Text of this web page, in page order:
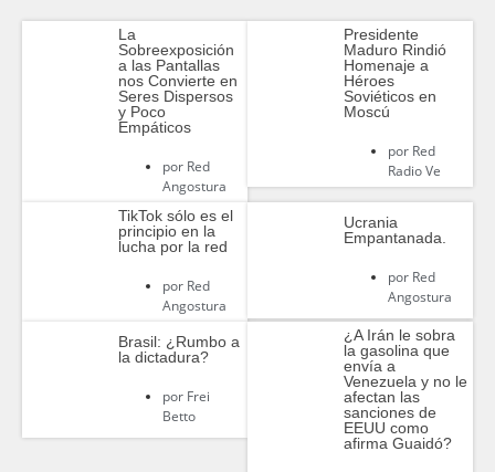
La
Sobreexposición
a las Pantallas
nos Convierte en
Seres Dispersos
y Poco
Empáticos
porRed
Angostura
Presidente
Maduro Rindió
Homenaje a
Héroes
Soviéticos en
Moscú
porRed
Radio Ve
TikTok sólo es el
principio en la
lucha por la red
porRed
Angostura
Ucrania
Empantanada.
porRed
Angostura
Brasil: ¿Rumbo a
la dictadura?
porFrei
Betto
¿A Irán le sobra
la gasolina que
envía a
Venezuela y no le
afectan las
sanciones de
EEUU como
afirma Guaidó?